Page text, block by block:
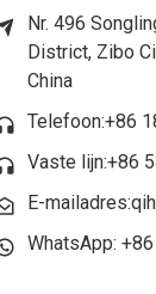
Nr. 496
District, Zibo
China
Telefoon:+86
Vaste lijn:+86
E-
WhatsApp: